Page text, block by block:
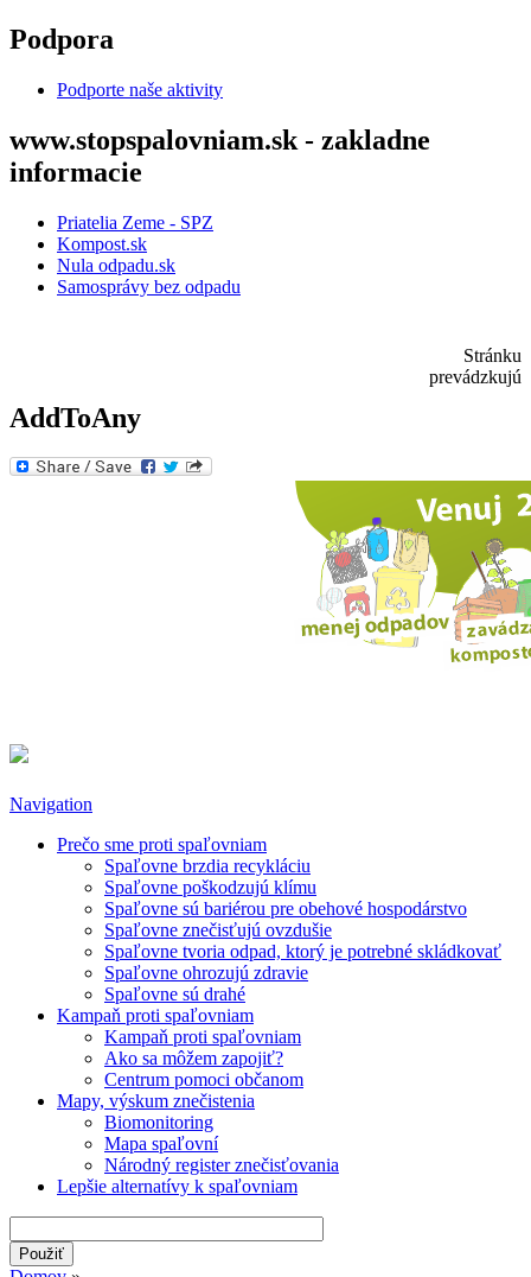
Skočiť na hlavný obsah
Podpora
Podporte naše aktivity
www.stopspalovniam.sk - zakladne
informacie
Priatelia Zeme - SPZ
Kompost.sk
Nula odpadu.sk
Samosprávy bez odpadu
Stránku
prevádzkujú
AddToAny
Navigation
Prečo sme proti spaľovniam
Spaľovne brzdia recykláciu
Spaľovne poškodzujú klímu
Spaľovne sú bariérou pre obehové hospodárstvo
Spaľovne znečisťujú ovzdušie
Spaľovne tvoria odpad, ktorý je potrebné skládkovať
Spaľovne ohrozujú zdravie
Spaľovne sú drahé
Kampaň proti spaľovniam
Kampaň proti spaľovniam
Ako sa môžem zapojiť?
Centrum pomoci občanom
Mapy, výskum znečistenia
Biomonitoring
Mapa spaľovní
Národný register znečisťovania
Lepšie alternatívy k spaľovniam